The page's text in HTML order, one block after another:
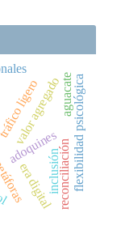
adoquines
tráfico ligero
reconciliación
valor agregado flexibilidad psicológica
aguacate
inclusión
era digital